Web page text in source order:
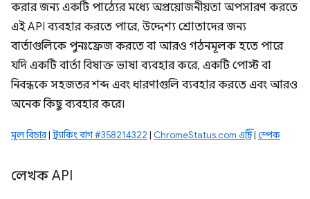
করার জন্য একটি পাঠ্যের মধ্যে অপ্রয়োজনীয়তা অপসারণ করতে
এই API ব্যবহার করতে পারে, উদ্দেশ্য শ্রোতাদের জন্য
বার্তাগুলিকে পুনঃফ্রেজ করতে বা আরও গঠনমূলক হতে পারে
যদি একটি বার্তা বিষাক্ত ভাষা ব্যবহার করে, একটি পোস্ট বা
নিবন্ধকে সহজতর শব্দ এবং ধারণাগুলি ব্যবহার করতে এবং আরও
অনেক কিছু ব্যবহার করে।
মূল বিচার| ট্র্যাকিং বাগ #358214322 | ChromeStatus.com এন্ট্রি| স্পেক
লেখক API